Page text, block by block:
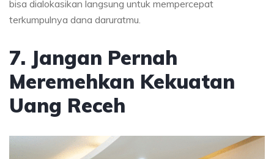
bisa dialokasikan langsung untuk mempercepat
terkumpulnya dana daruratmu.
7. Jangan Pernah
Meremehkan Kekuatan
Uang Receh